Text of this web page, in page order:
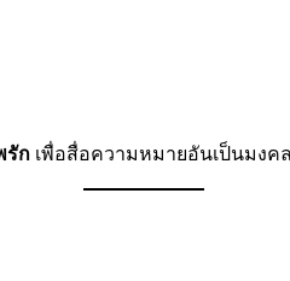
รัก เพื่อสื่อความหมายอันเป็นมงค